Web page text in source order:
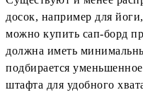
досок, например для
можно купить сап-борд
должна иметь
подбирается
штафта для удобного